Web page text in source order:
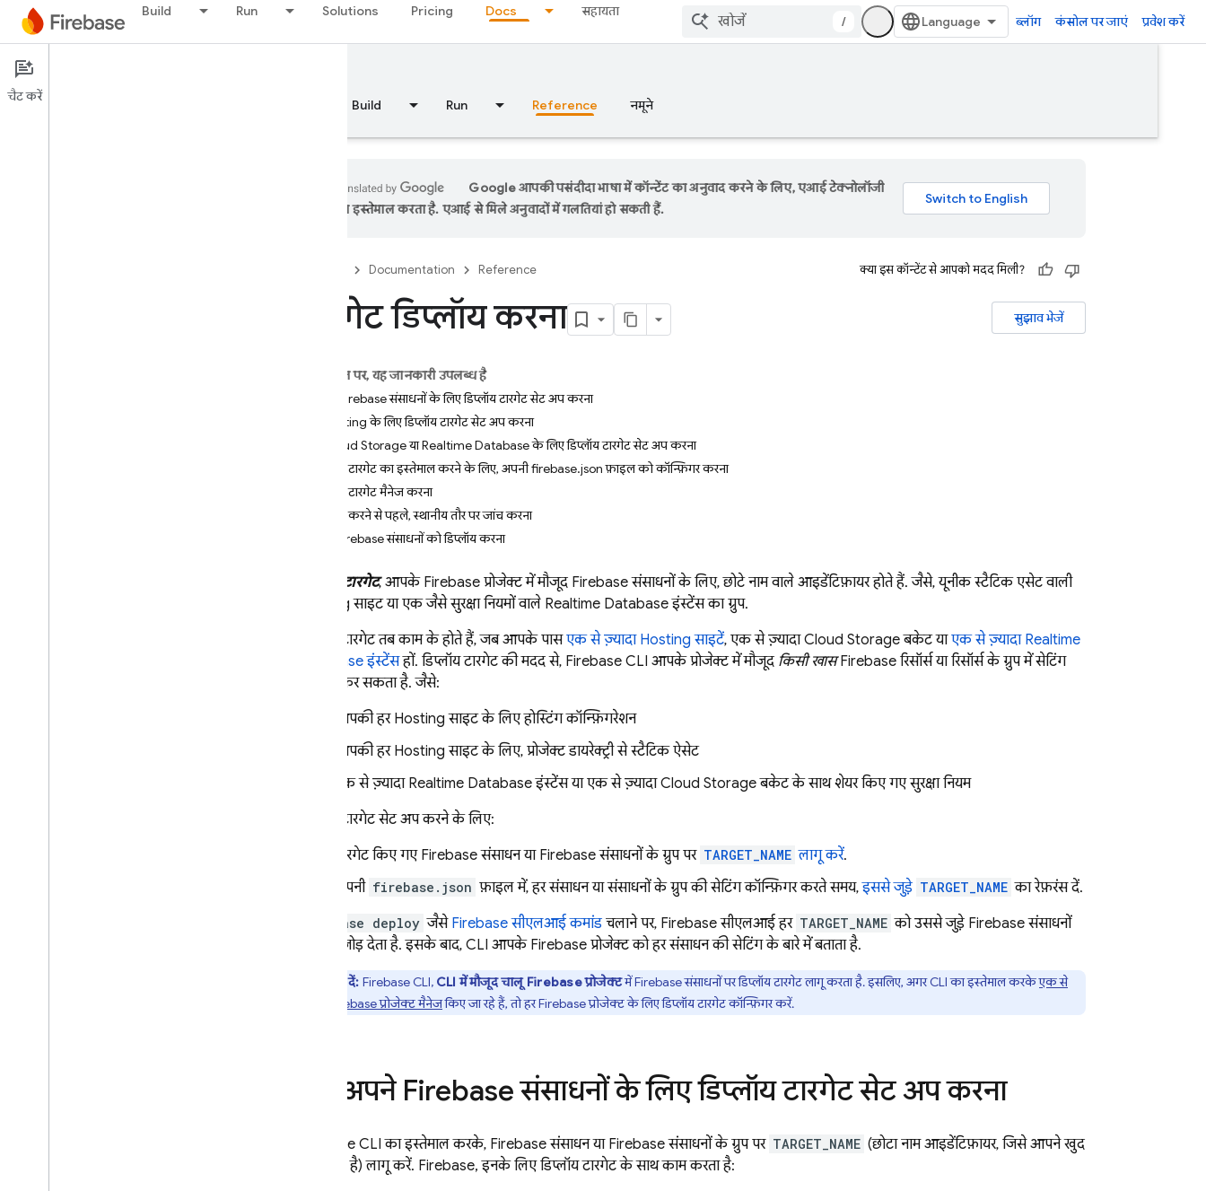
Build Run Solutions Pricing Docs सहायता
/ ब्लॉग कंसोल पर जाएं प्रवेश करें
Documentation
खास जानकारी Build Run Reference नमूने
Google आपकी पसंदीदा भाषा में कॉन्टेंट का अनुवाद करने के लिए, एआई टेक्नोलॉजी
का इस्तेमाल करता है. एआई से मिले अनुवादों में गलतियां हो सकती हैं.
Documentation Reference क्या इस कॉन्टेंट से आपको मदद मिली?
सुझाव भेजें
टारगेट डिप्लॉय करना
इस पेज पर, यह जानकारी उपलब्ध है
अपने Firebase संसाधनों के लिए डिप्लॉय टारगेट सेट अप करना
Hosting के लिए डिप्लॉय टारगेट सेट अप करना
Cloud Storage या Realtime Database के लिए डिप्लॉय टारगेट सेट अप करना
डिप्लॉय टारगेट का इस्तेमाल करने के लिए, अपनी firebase.json फ़ाइल को कॉन्फ़िगर करना
डिप्लॉय टारगेट मैनेज करना
डिप्लॉय करने से पहले, स्थानीय तौर पर जांच करना
खास Firebase संसाधनों को डिप्लॉय करना
डिप्लॉय टारगेट, आपके Firebase प्रोजेक्ट में मौजूद Firebase संसाधनों के लिए, छोटे नाम वाले आइडेंटिफ़ायर होते हैं. जैसे, यूनीक स्टैटिक एसेट वाली
Hosting साइट या एक जैसे सुरक्षा नियमों वाले Realtime Databaseइंस्टेंस का ग्रुप.
डिप्लॉय टारगेट तब काम के होते हैं, जब आपके पासएक से ज़्यादा Hosting साइटें, एक से ज़्यादाCloud Storageबकेट याएक से ज़्यादा Realtime
Databaseइंस्टेंसहों. डिप्लॉय टारगेट की मदद से, Firebase CLI आपके प्रोजेक्ट में मौजूद किसी खासFirebase रिसॉर्स या रिसॉर्स के ग्रुप में सेटिंग
डिप्लॉय कर सकता है. जैसे:
आपकी हर Hosting साइट के लिए होस्टिंग कॉन्फ़िगरेशन
आपकी हर Hosting साइट के लिए, प्रोजेक्ट डायरेक्ट्री से स्टैटिक ऐसेट
एक से ज़्यादा Realtime Databaseइंस्टेंस या एक से ज़्यादाCloud Storageबकेट के साथ शेयर किए गए सुरक्षा नियम
डिप्लॉय टारगेट सेट अप करने के लिए:
टारगेट किए गए Firebase संसाधन या Firebase संसाधनों के ग्रुप पर TARGET_NAME लागू करें.
अपनी firebase.json फ़ाइल में, हर संसाधन या संसाधनों के ग्रुप की सेटिंग कॉन्फ़िगर करते समय,इससे जुड़े TARGET_NAME का रेफ़रंस दें.
firebase deploy जैसे Firebaseसीएलआई कमांड चलाने पर, Firebaseसीएलआई हर TARGET_NAME को उससे जुड़े Firebase संसाधनों
के साथ जोड़ देता है. इसके बाद, CLI आपके Firebase प्रोजेक्ट को हर संसाधन की सेटिंग के बारे में बताता है.
ध्यान दें: FirebaseCLI, CLI में मौजूद चालू Firebase प्रोजेक्टमें Firebase संसाधनों पर डिप्लॉय टारगेट लागू करता है. इसलिए, अगर CLI का इस्तेमाल करकेएक से
ज़्यादा Firebase प्रोजेक्ट मैनेजकिए जा रहे हैं, तो हर Firebase प्रोजेक्ट के लिए डिप्लॉय टारगेट कॉन्फ़िगर करें.
अपने Firebase संसाधनों के लिए डिप्लॉय टारगेट सेट अप करना
Firebase CLI का इस्तेमाल करके, Firebase संसाधन या Firebase संसाधनों के ग्रुप पर TARGET_NAME (छोटा नाम आइडेंटिफ़ायर, जिसे आपने खुद
तय किया है) लागू करें. Firebase, इनके लिए डिप्लॉय टारगेट के साथ काम करता है:
चैट करें